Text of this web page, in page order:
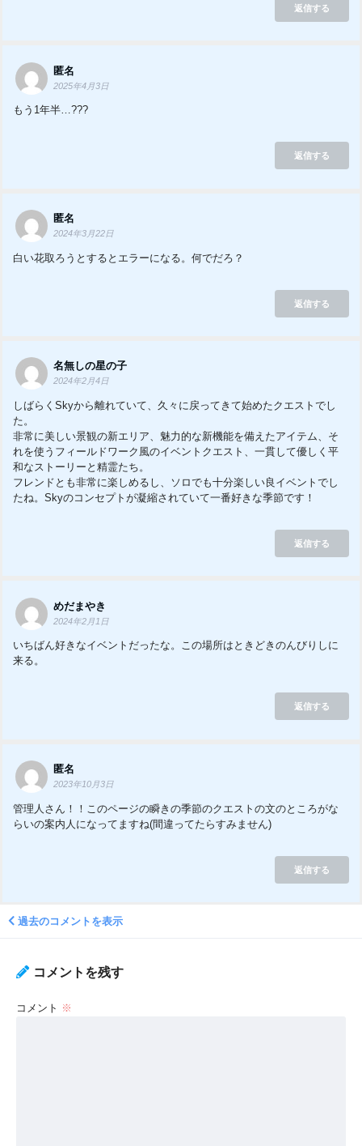
返信する
匿名
2025年4月3日
もう1年半…???
返信する
匿名
2024年3月22日
白い花取ろうとするとエラーになる。何でだろ？
返信する
名無しの星の子
2024年2月4日
しばらくSkyから離れていて、久々に戻ってきて始めたクエストでし
た。
非常に美しい景観の新エリア、魅力的な新機能を備えたアイテム、そ
れを使うフィールドワーク風のイベントクエスト、一貫して優しく平
和なストーリーと精霊たち。
フレンドとも非常に楽しめるし、ソロでも十分楽しい良イベントでし
たね。Skyのコンセプトが凝縮されていて一番好きな季節です！
返信する
めだまやき
2024年2月1日
いちばん好きなイベントだったな。この場所はときどきのんびりしに
来る。
返信する
匿名
2023年10月3日
管理人さん！！このページの瞬きの季節のクエストの文のところがな
らいの案内人になってますね(間違ってたらすみません)
返信する
過去のコメントを表示
コメントを残す
コメント ※